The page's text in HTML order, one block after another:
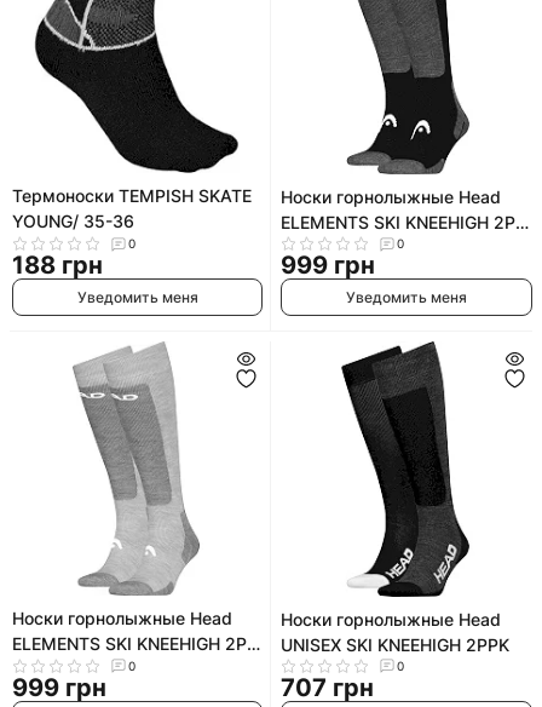
Термоноски TEMPISH SKATE
YOUNG/ 35-36
0
188 грн
Уведомить меня
Носки горнолыжные Head
ELEMENTS SKI KNEEHIGH 2P
черный
0
999 грн
Уведомить меня
Носки горнолыжные Head
ELEMENTS SKI KNEEHIGH 2P
светло-серый0
999 грн
Носки горнолыжные Head
UNISEX SKI KNEEHIGH 2PPK
0
707 грн